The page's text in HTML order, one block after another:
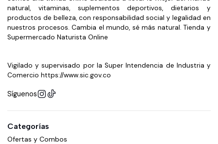
natural, vitaminas, suplementos deportivos, dietarios y
productos de belleza, con responsabilidad social y legalidad en
nuestros procesos. Cambia el mundo, sé más natural. Tienda y
Supermercado Naturista Online
Vigilado y supervisado por la Super Intendencia de Industria y
Comercio https://www.sic.gov.co
Síguenos
Categorías
Ofertas y Combos